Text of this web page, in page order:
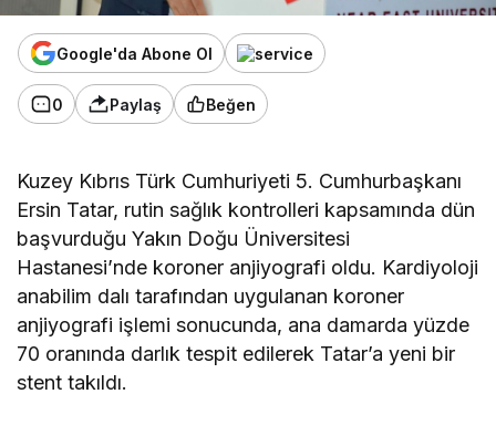
Google'da Abone Ol
0 Paylaş Beğen
Kuzey Kıbrıs Türk Cumhuriyeti 5. Cumhurbaşkanı
Ersin Tatar, rutin sağlık kontrolleri kapsamında dün
başvurduğu Yakın Doğu Üniversitesi
Hastanesi’nde koroner anjiyografi oldu. Kardiyoloji
anabilim dalı tarafından uygulanan koroner
anjiyografi işlemi sonucunda, ana damarda yüzde
70 oranında darlık tespit edilerek Tatar’a yeni bir
stent takıldı.